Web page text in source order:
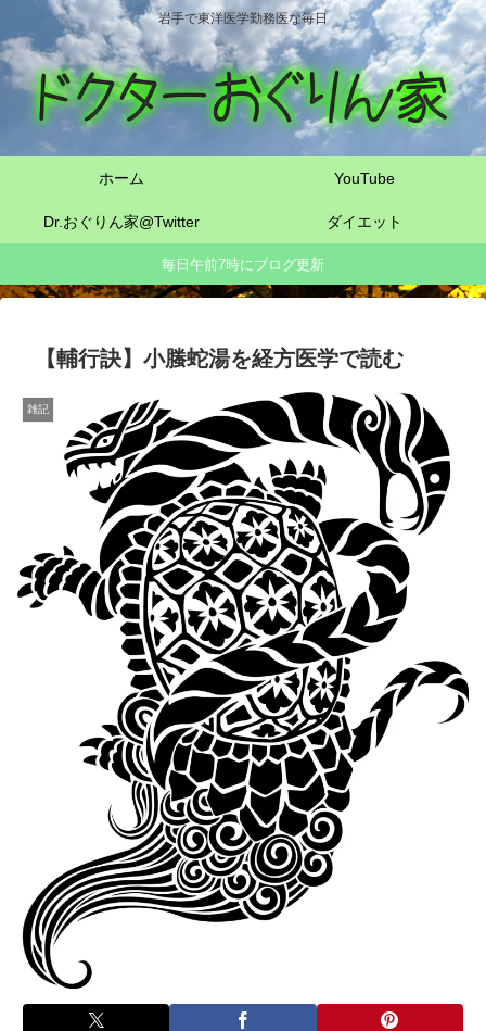
岩手で東洋医学勤務医な毎日
ホーム YouTube
Dr.おぐりん家@Twitter ダイエット
毎日午前7時にブログ更新
【輔行訣】小螣蛇湯を経方医学で読む
雑記